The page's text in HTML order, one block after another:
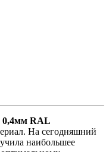
0,4мм RAL
На сегодняшний
наибольшее